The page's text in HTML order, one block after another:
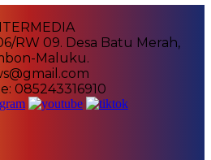
RW 09. Desa Batu Merah,
Maluku.
085243316910